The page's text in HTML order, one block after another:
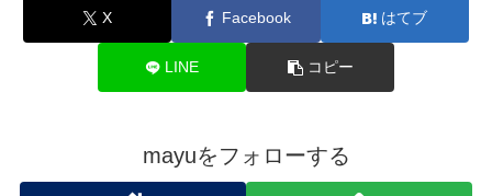
X Facebook はてブ
LINE コピー
mayuをフォローする